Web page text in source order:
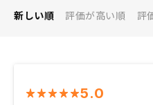
新しい順 評価が高い順 評
5.0